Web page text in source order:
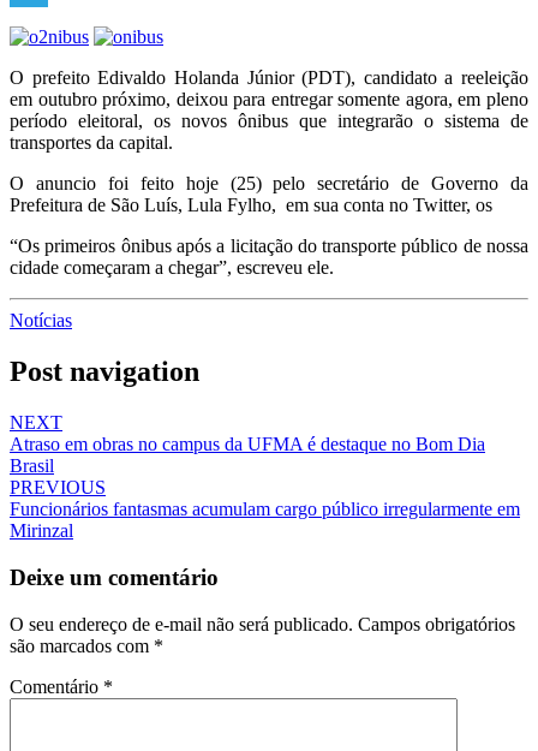
Telegram
O prefeito Edivaldo Holanda Júnior (PDT), candidato a reeleição
em outubro próximo, deixou para entregar somente agora, em pleno
período eleitoral, os novos ônibus que integrarão o sistema de
transportes da capital.
O anuncio foi feito hoje (25) pelo secretário de Governo da
Prefeitura de São Luís, Lula Fylho, em sua conta no Twitter, os
“Os primeiros ônibus após a licitação do transporte público de nossa
cidade começaram a chegar”, escreveu ele.
Notícias
Post navigation
NEXT
Atraso em obras no campus da UFMA é destaque no Bom Dia
Brasil
PREVIOUS
Funcionários fantasmas acumulam cargo público irregularmente em
Mirinzal
Deixe um comentário
O seu endereço de e-mail não será publicado. Campos obrigatórios
são marcados com *
Comentário *